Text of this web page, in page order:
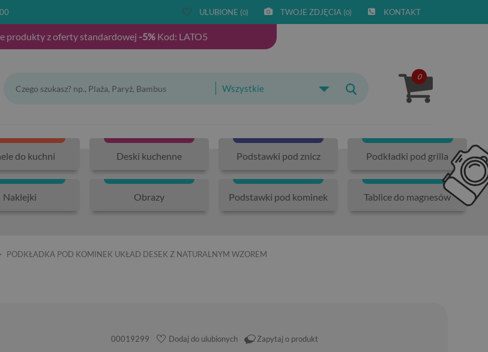
ULUBIONE (0) TWOJE ZDJĘCIA (0) KONTAKT
produkty z oferty standardowej -5%Kod: LATO5
Wszystkie
0
do kuchni Deski kuchenne Podstawki pod znicz Podkładki pod grilla
Naklejki Obrazy Podstawki pod kominek Tablice do magnesów
PODKŁADKA POD KOMINEK UKŁAD DESEK Z NATURALNYM WZOREM
00019299 Dodaj do ulubionych Zapytaj o produkt